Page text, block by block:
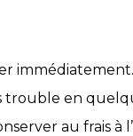
immédiatement.
trouble en
au frais à